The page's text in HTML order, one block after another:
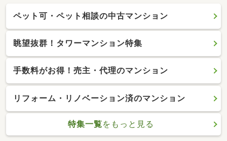
ペット可・ペット相談の中古マンション
眺望抜群！タワーマンション特集
手数料がお得！売主・代理のマンション
リフォーム・リノベーション済のマンション
特集一覧をもっと見る